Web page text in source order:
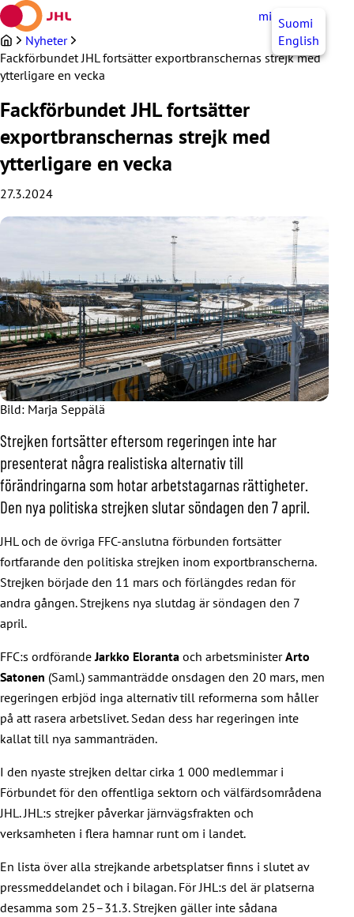
Hoppa
till
innehållet
mittJHL SV
Suomi
English
Nyheter
Fackförbundet JHL fortsätter exportbranschernas strejk med
ytterligare en vecka
Fackförbundet JHL fortsätter
exportbranschernas strejk med
ytterligare en vecka
27.3.2024
Bild: Marja Seppälä
Strejken fortsätter eftersom regeringen inte har
presenterat några realistiska alternativ till
förändringarna som hotar arbetstagarnas rättigheter.
Den nya politiska strejken slutar söndagen den 7 april.
JHL och de övriga FFC-anslutna förbunden fortsätter
fortfarande den politiska strejken inom exportbranscherna.
Strejken började den 11 mars och förlängdes redan för
andra gången. Strejkens nya slutdag är söndagen den 7
april.
FFC:s ordförande Jarkko Eloranta och arbetsministerArto
Satonen (Saml.) sammanträdde onsdagen den 20 mars, men
regeringen erbjöd inga alternativ till reformerna som håller
på att rasera arbetslivet. Sedan dess har regeringen inte
kallat till nya sammanträden.
I den nyaste strejken deltar cirka 1 000 medlemmar i
Förbundet för den offentliga sektorn och välfärdsområdena
JHL. JHL:s strejker påverkar järnvägsfrakten och
verksamheten i flera hamnar runt om i landet.
En lista över alla strejkande arbetsplatser finns i slutet av
pressmeddelandet och i bilagan. För JHL:s del är platserna
desamma som 25–31.3. Strejken gäller inte sådana